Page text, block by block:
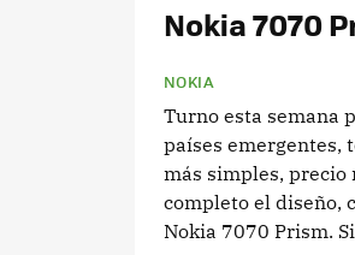
Nokia 7070
NOKIA
Turno esta semana
países emergentes,
más simples,
completo el diseño,
Nokia 7070 Prism.